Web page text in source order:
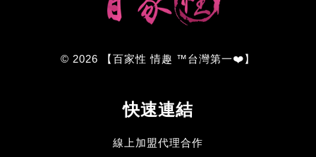
© 2026 【百家性 情趣 ™台灣第一❤️】
快速連結
線上加盟代理合作